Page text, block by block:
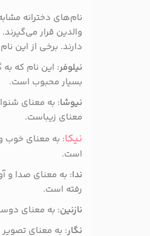
نام‌های دخترانه
والدین قرار
دارند. برخی از این
نیلوفر: این نام که به
بسیار محبوب است.
نیوشا: به معنای
معنای زیباست.
نیکا: به معنای خوب و
است.
ندا: به معنای صدا و
رفته است.
نازنین: به معنای
نگار: به معنای